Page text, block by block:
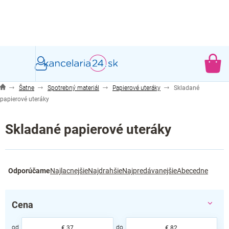
Šatne Spotrebný materiál Papierové uteráky
Skladané
papierové uteráky
Skladané papierové uteráky
a
n
OdporúčameNajlacnejšieNajdrahšieNajpredávanejšieAbecedne
Cena